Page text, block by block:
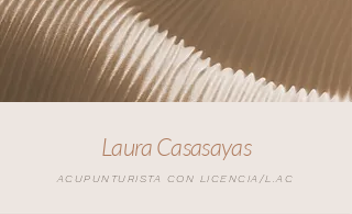
Laura Casasayas
ACUPUNTURISTA CON LICENCIA/L.AC